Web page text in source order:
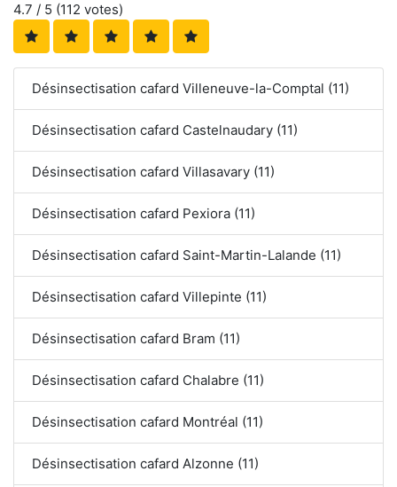
4.7 / 5 (112 votes)
Désinsectisation cafard Villeneuve-la-Comptal (11)
Désinsectisation cafard Castelnaudary (11)
Désinsectisation cafard Villasavary (11)
Désinsectisation cafard Pexiora (11)
Désinsectisation cafard Saint-Martin-Lalande (11)
Désinsectisation cafard Villepinte (11)
Désinsectisation cafard Bram (11)
Désinsectisation cafard Chalabre (11)
Désinsectisation cafard Montréal (11)
Désinsectisation cafard Alzonne (11)